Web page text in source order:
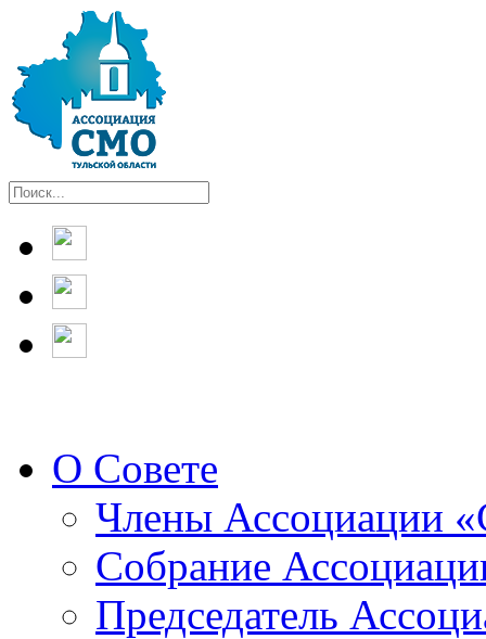
О Совете
Члены Ассоциации
Собрание
Председатель